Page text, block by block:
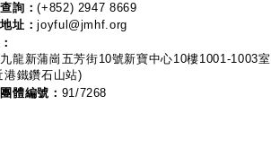
詢：(+852) 2947 8669
址：joyful@jmhf.org
龍新蒲崗五芳街10號新寶中心10樓1001-1003室
港鐵鑽石山站)
體編號： 91/7268